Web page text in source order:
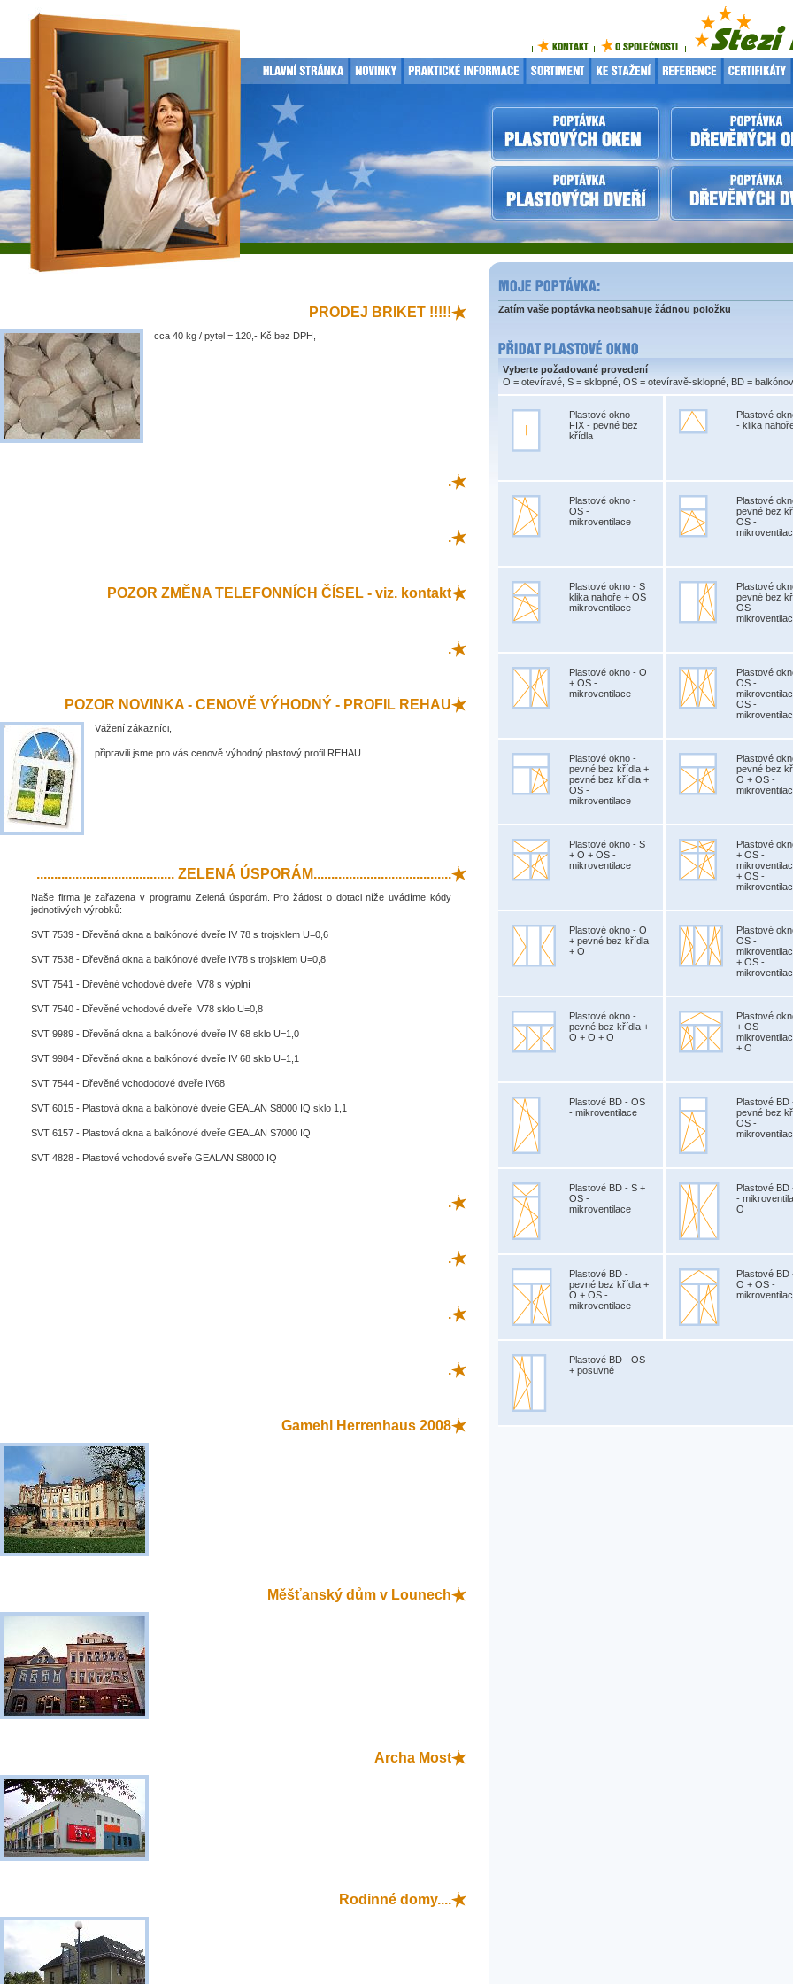
PRODEJ BRIKET !!!!!
cca 40 kg / pytel = 120,- Kč bez DPH,
.
.
POZOR ZMĚNA TELEFONNÍCH ČÍSEL - viz. kontakt
.
POZOR NOVINKA - CENOVĚ VÝHODNÝ - PROFIL REHAU
Vážení zákazníci,
připravili jsme pro vás cenově výhodný plastový profil REHAU.
....................................... ZELENÁ ÚSPORÁM.......................................
Naše firma je zařazena v programu Zelená úsporám. Pro žádost o dotaci níže uvádíme kódy
jednotlivých výrobků:
SVT 7539 - Dřevěná okna a balkónové dveře IV 78 s trojsklem U=0,6
SVT 7538 - Dřevěná okna a balkónové dveře IV78 s trojsklem U=0,8
SVT 7541 - Dřevěné vchodové dveře IV78 s výplní
SVT 7540 - Dřevěné vchodové dveře IV78 sklo U=0,8
SVT 9989 - Dřevěná okna a balkónové dveře IV 68 sklo U=1,0
SVT 9984 - Dřevěná okna a balkónové dveře IV 68 sklo U=1,1
SVT 7544 - Dřevěné vchododové dveře IV68
SVT 6015 - Plastová okna a balkónové dveře GEALAN S8000 IQ sklo 1,1
SVT 6157 - Plastová okna a balkónové dveře GEALAN S7000 IQ
SVT 4828 - Plastové vchodové sveře GEALAN S8000 IQ
.
.
.
.
Gamehl Herrenhaus 2008
Měšťanský dům v Lounech
Archa Most
Rodinné domy....
Zatím vaše poptávka neobsahuje žádnou položku
Vyberte požadované provedení
O = otevíravé, S = sklopné, OS = otevíravě-sklopné, BD =
Plastové okno -
FIX - pevné bez
křídla
Plastové
- klika
Plastové okno -
OS -
mikroventilace
Plastové
pevné bez
OS -
Plastové okno - S
klika nahoře + OS
mikroventilace
Plastové
pevné bez
OS -
Plastové okno - O
+ OS -
mikroventilace
Plastové
OS -
OS -
Plastové okno -
pevné bez křídla +
pevné bez křídla +
OS -
mikroventilace
Plastové
pevné bez
O + OS -
Plastové okno - S
+ O + OS -
mikroventilace
Plastové
+ OS -
+ OS -
Plastové okno - O
+ pevné bez křídla
+ O
Plastové
OS -
+ OS -
Plastové okno -
pevné bez křídla +
O + O + O
Plastové
+ OS -
+ O
Plastové BD - OS
- mikroventilace
Plastové BD
pevné bez
OS -
Plastové BD - S +
OS -
mikroventilace
Plastové BD
-
O
Plastové BD -
pevné bez křídla +
O + OS -
mikroventilace
Plastové BD
O + OS -
Plastové BD - OS
+ posuvné